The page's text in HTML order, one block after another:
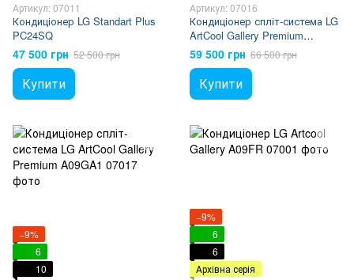
Артикул: 07011
Кондиціонер LG Standart Plus
PC24SQ
47 500 грн 52 500 грн
Купити
Артикул: 07016
Кондиціонер спліт-система LG
ArtCool Gallery Premium
A12GA1
59 500 грн 66 500 грн
Купити
−9%
6
10
−9%
6
6
Архівна серія